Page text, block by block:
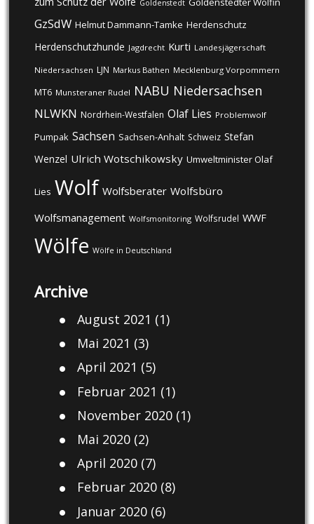
Goldenstedt
GzSdW Helmut Dammann-Tamke Herdenschutz
Herdenschutzhunde Jagdrecht Kurti Landesjägerschaft
Niedersachsen LJN Markus Bathen Mecklenburg Vorpommern
MT6 Munsteraner Rudel NABU Niedersachsen
NLWKN Nordrhein-Westfalen Olaf Lies Problemwolf
Pumpak Sachsen Sachsen-Anhalt Schweiz Stefan
Wenzel Ulrich Wotschikowsky Umweltminister Olaf
Lies Wolf Wolfsberater Wolfsbüro
Wolfsmanagement Wolfsmonitoring Wolfsrudel WWF
Wölfe Wölfe in Deutschland
Archive
August 2021 (1)
Mai 2021 (3)
April 2021 (5)
Februar 2021 (1)
November 2020(1)
Mai 2020(2)
April 2020(7)
Februar 2020(8)
Januar 2020(6)